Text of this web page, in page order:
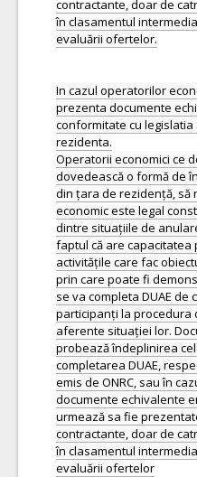
contractante, doar de
în clasamentul
evaluării ofertelor.
In cazul operatorilor
prezenta documente
conformitate cu
rezidenta.
Operatorii economici ce
dovedească o formă de
din țara de rezidență, să
economic este legal
dintre situațiile de
faptul că are
activitățile care fac
prin care poate fi
se va completa DUAE
participanți la procedura
aferente situației lor.
probează îndeplinirea
completarea DUAE,
emis de ONRC, sau în
documente echivalente
urmează sa fie
contractante, doar de
în clasamentul
evaluării ofertelor